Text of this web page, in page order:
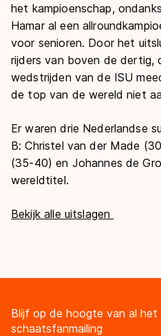
het kampioenschap,
Hamar al een
voor senioren. Door het
rijders van boven de dertig,
wedstrijden van de ISU
de top van de wereld niet
Er waren drie Nederlandse
B: Christel van der Made
(35-40) en Johannes de
wereldtitel.
Bekijk alle uitslagen
Blijf op de hoogte van al het
schaatsfanmailing